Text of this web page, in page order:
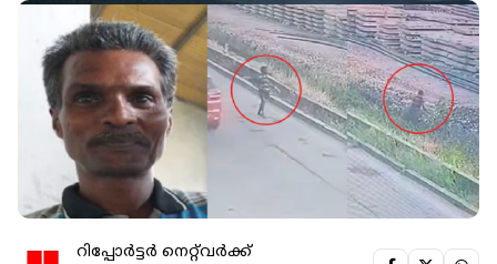
റിപ്പോർട്ടർ നെറ്റ്‌വര്‍ക്ക്‌